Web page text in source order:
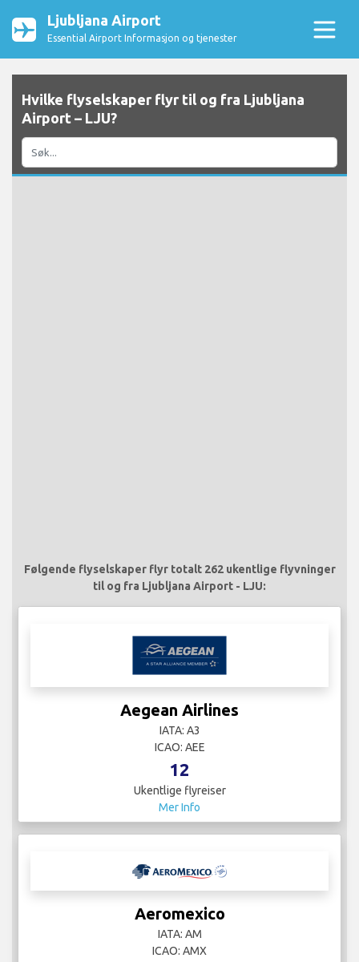
Ljubljana Airport
Essential Airport Informasjon og tjenester
Hvilke flyselskaper flyr til og fra Ljubljana
Airport – LJU?
Følgende flyselskaper flyr totalt 262 ukentlige flyvninger
til og fra Ljubljana Airport - LJU:
Aegean Airlines
IATA: A3
ICAO: AEE
12
Ukentlige flyreiser
Mer Info
Aeromexico
IATA: AM
ICAO: AMX